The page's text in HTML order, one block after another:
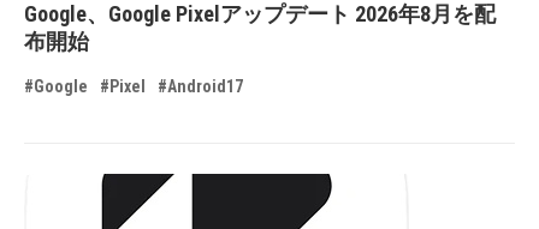
Google、Google Pixelアップデート 2026年8月を配
布開始
#Google #Pixel #Android17